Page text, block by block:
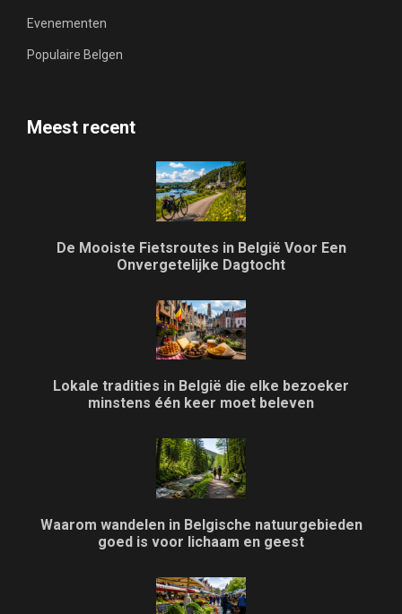
Evenementen
Populaire Belgen
Meest recent
De Mooiste Fietsroutes in België Voor Een
Onvergetelijke Dagtocht
Lokale tradities in België die elke bezoeker
minstens één keer moet beleven
Waarom wandelen in Belgische natuurgebieden
goed is voor lichaam en geest